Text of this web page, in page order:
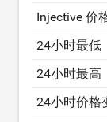
Injective 价
24小时最低
24小时最高
24小时价格